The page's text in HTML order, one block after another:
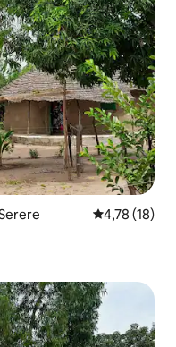
Calificación
4,78 (18)